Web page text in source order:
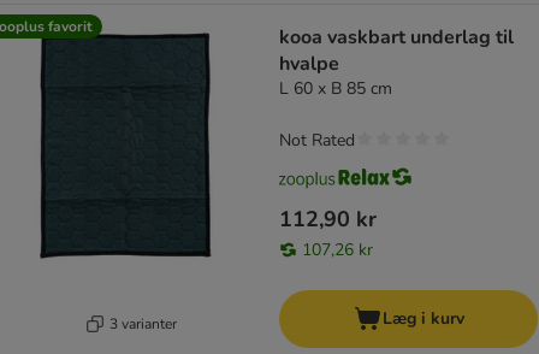
favorit
3 varianter
kooa vaskbart underlag til
hvalpe
L 60 x B 85 cm
112,90 kr
107,26 kr
Not Rated
Læg i kurv